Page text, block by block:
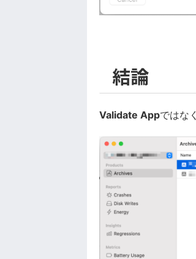
結論
Validate Appではなく